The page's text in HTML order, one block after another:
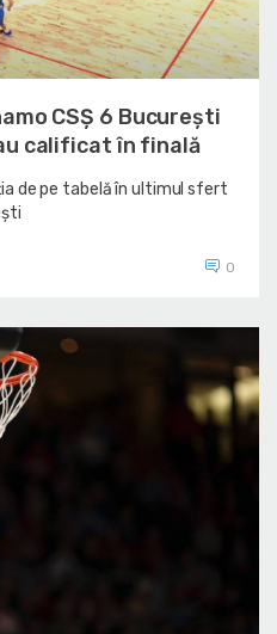
CSȘ 6 București
calificat în finală
de pe tabelă în ultimul sfert
0